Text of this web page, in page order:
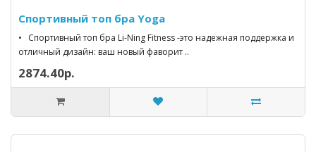
Спортивный топ бра Yoga
• Спортивный топ бра Li-Ning Fitness -это надежная поддержка и
отличный дизайн: ваш новый фаворит ..
2874.40р.